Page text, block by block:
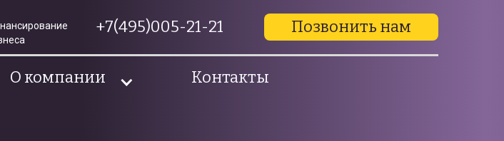
+7(495)005-21-21 Позвонить нам
О компании Контакты